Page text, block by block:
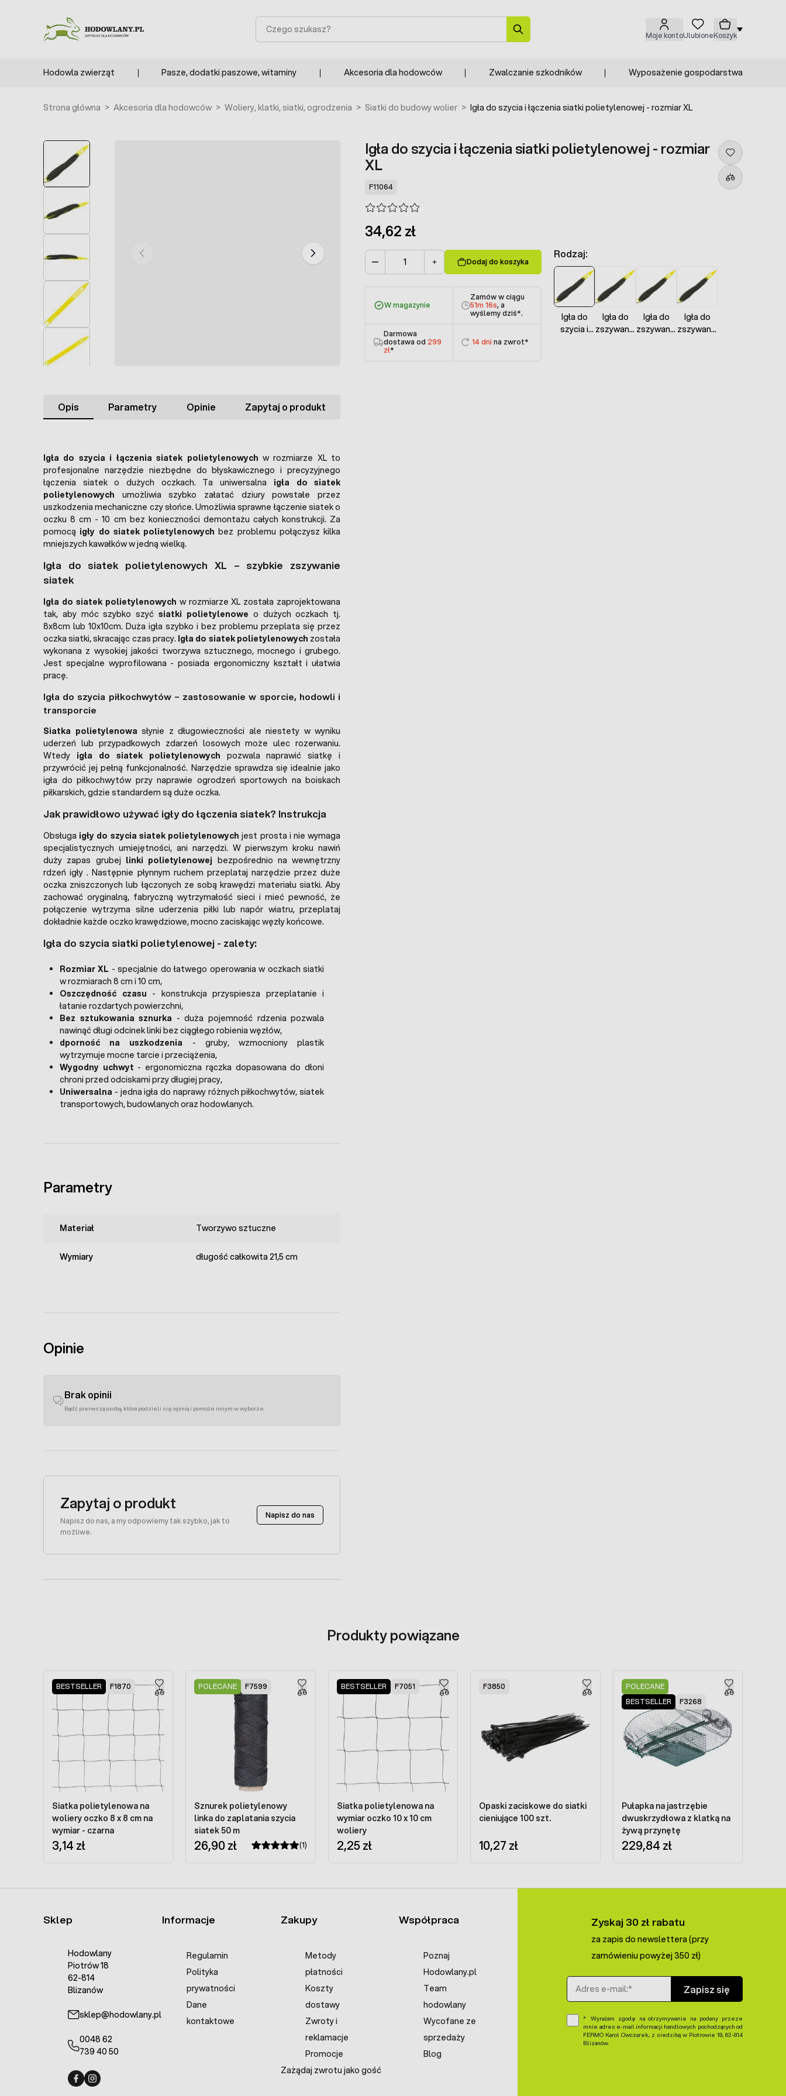
Moje kontoUlubioneKoszyk
Szukaj
Hodowla zwierząt Pasze, dodatki paszowe, witaminy Akcesoria dla hodowców Zwalczanie szkodników Wyposażenie gospodarstwa
Strona główna > Akcesoria dla hodowców > Woliery, klatki, siatki, ogrodzenia > Siatki do budowy wolier > Igła do szycia i łączenia siatki polietylenowej - rozmiar XL
Igła do szycia i łączenia siatki polietylenowej - rozmiar
XL
F11064
34,62 zł
Dodaj do koszyka
Rodzaj:
Igła do
szycia i
Igła do
zszywania
Igła do
zszywania
Igła do
zszywania
W magazynie
Zamów w ciągu
51m 15s, a
wyślemy dziś*.
Darmowa
dostawa od299
zł*
14 dni na zwrot*
Opis Parametry Opinie Zapytaj o produkt
Igła do szycia i łączenia siatek polietylenowych w rozmiarze XL to
profesjonalne narzędzie niezbędne do błyskawicznego i precyzyjnego
łączenia siatek o dużych oczkach. Ta uniwersalna igła do siatek
polietylenowych umożliwia szybko załatać dziury powstałe przez
uszkodzenia mechaniczne czy słońce. Umożliwia sprawne łączenie siatek o
oczku 8 cm - 10 cm bez konieczności demontażu całych konstrukcji. Za
pomocą igły do siatek polietylenowych bez problemu połączysz kilka
mniejszych kawałków w jedną wielką.
Igła do siatek polietylenowych XL – szybkie zszywanie
siatek
Igła do siatek polietylenowych w rozmiarze XL została zaprojektowana
tak, aby móc szybko szyćsiatki polietylenowe o dużych oczkach tj.
8x8cm lub 10x10cm. Duża igła szybko i bez problemu przeplata się przez
oczka siatki, skracając czas pracy. Igła do siatek polietylenowych została
wykonana z wysokiej jakości tworzywa sztucznego, mocnego i grubego.
Jest specjalne wyprofilowana - posiada ergonomiczny kształt i ułatwia
pracę.
Igła do szycia piłkochwytów – zastosowanie w sporcie, hodowli i
transporcie
Siatka polietylenowa słynie z długowieczności ale niestety w wyniku
uderzeń lub przypadkowych zdarzeń losowych może ulec rozerwaniu.
Wtedy igła do siatek polietylenowych pozwala naprawić siatkę i
przywrócić jej pełną funkcjonalność. Narzędzie sprawdza się idealnie jako
igła do piłkochwytów przy naprawie ogrodzeń sportowych na boiskach
piłkarskich, gdzie standardem są duże oczka.
Jak prawidłowo używać igły do łączenia siatek? Instrukcja
Obsługa igły do szycia siatek polietylenowych jest prosta i nie wymaga
specjalistycznych umiejętności, ani narzędzi. W pierwszym kroku nawiń
duży zapas grubej linki polietylenowej bezpośrednio na wewnętrzny
rdzeń igły . Następnie płynnym ruchem przeplataj narzędzie przez duże
oczka zniszczonych lub łączonych ze sobą krawędzi materiału siatki. Aby
zachować oryginalną, fabryczną wytrzymałość sieci i mieć pewność, że
połączenie wytrzyma silne uderzenia piłki lub napór wiatru, przeplataj
dokładnie każde oczko krawędziowe, mocno zaciskając węzły końcowe.
Igła do szycia siatki polietylenowej - zalety:
Rozmiar XL - specjalnie do łatwego operowania w oczkach siatki
w rozmiarach 8 cm i 10 cm,
Oszczędność czasu - konstrukcja przyspiesza przeplatanie i
łatanie rozdartych powierzchni,
Bez sztukowania sznurka - duża pojemność rdzenia pozwala
nawinąć długi odcinek linki bez ciągłego robienia węzłów,
dporność na uszkodzenia - gruby, wzmocniony plastik
wytrzymuje mocne tarcie i przeciążenia,
Wygodny uchwyt - ergonomiczna rączka dopasowana do dłoni
chroni przed odciskami przy długiej pracy,
Uniwersalna - jedna igła do naprawy różnych piłkochwytów, siatek
transportowych, budowlanych oraz hodowlanych.
Parametry
Materiał Tworzywo sztuczne
Wymiary długość całkowita 21,5 cm
Opinie
Brak opinii
Bądź pierwszą osobą, która podzieli się opinią i pomoże innym w wyborze.
Zapytaj o produkt
Napisz do nas, a my odpowiemy tak szybko, jak to
możliwe.
Napisz do nas
Produkty powiązane
BESTSELLER F1870
Siatka polietylenowa na
woliery oczko 8 x 8 cm na
wymiar - czarna
3,14 zł
POLECANE F7599
Sznurek polietylenowy
linka do zaplatania szycia
siatek 50 m
26,90 zł (1)
BESTSELLER F7051
Siatka polietylenowa na
wymiar oczko 10 x 10 cm
woliery
2,25 zł
F3850
Opaski zaciskowe do siatki
cieniujące 100 szt.
10,27 zł
POLECANE
BESTSELLER
F3268
Pułapka na jastrzębie
dwuskrzydłowa z klatką na
żywą przynętę
229,84 zł
Sklep
Hodowlany
Piotrów 18
62-814
Blizanów
sklep@hodowlany.pl
0048 62
739 40 50
Informacje
Regulamin
Polityka
prywatności
Dane
kontaktowe
Zakupy
Metody
płatności
Koszty
dostawy
Zwroty i
reklamacje
Promocje
Zażądaj zwrotu jako gość
Współpraca
Poznaj
Hodowlany.pl
Team
hodowlany
Wycofane ze
sprzedaży
Blog
Zyskaj 30 zł rabatu
za zapis do newslettera (przy
zamówieniu powyżej 350 zł)
Adres e-mail
Zapisz się
Wyrażam zgodę na otrzymywanie na podany przeze
mnie adres e-mail informacji handlowych pochodzących od
FERMO Karol Owczarek, z siedzibą w Piotrowie 18, 62-814
Blizanów.